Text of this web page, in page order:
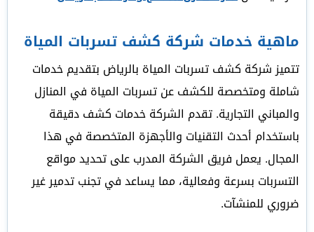
ماهية خدمات شركة كشف تسربات المياة
تتميز شركة كشف تسربات المياة بالرياض بتقديم خدمات
شاملة ومتخصصة للكشف عن تسربات المياة في المنازل
والمباني التجارية. تقدم الشركة خدمات كشف دقيقة
باستخدام أحدث التقنيات والأجهزة المتخصصة في هذا
المجال. يعمل فريق الشركة المدرب على تحديد مواقع
التسربات بسرعة وفعالية، مما يساعد في تجنب تدمير غير
ضروري للمنشآت.